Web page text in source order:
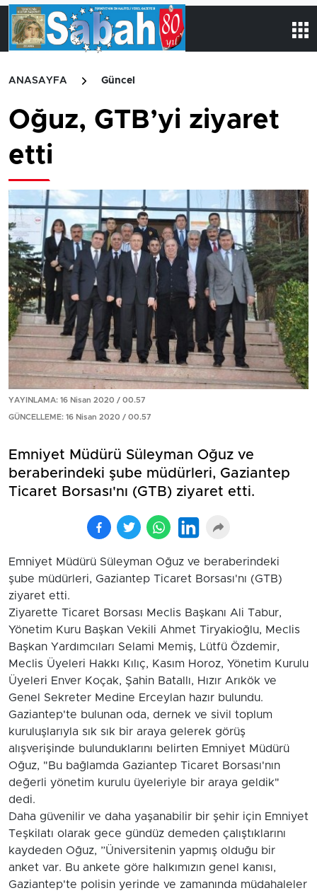
ANASAYFA Güncel
Oğuz, GTB’yi ziyaret
etti
YAYINLAMA: 16 Nisan 2020 / 00.57
GÜNCELLEME: 16 Nisan 2020 / 00.57
Emniyet Müdürü Süleyman Oğuz ve
beraberindeki şube müdürleri, Gaziantep
Ticaret Borsası'nı (GTB) ziyaret etti.
Emniyet Müdürü Süleyman Oğuz ve beraberindeki
şube müdürleri, Gaziantep Ticaret Borsası'nı (GTB)
ziyaret etti.
Ziyarette Ticaret Borsası Meclis Başkanı Ali Tabur,
Yönetim Kuru Başkan Vekili Ahmet Tiryakioğlu, Meclis
Başkan Yardımcıları Selami Memiş, Lütfü Özdemir,
Meclis Üyeleri Hakkı Kılıç, Kasım Horoz, Yönetim Kurulu
Üyeleri Enver Koçak, Şahin Batallı, Hızır Arıkök ve
Genel Sekreter Medine Erceylan hazır bulundu.
Gaziantep'te bulunan oda, dernek ve sivil toplum
kuruluşlarıyla sık sık bir araya gelerek görüş
alışverişinde bulunduklarını belirten Emniyet Müdürü
Oğuz, "Bu bağlamda Gaziantep Ticaret Borsası'nın
değerli yönetim kurulu üyeleriyle bir araya geldik"
dedi.
Daha güvenilir ve daha yaşanabilir bir şehir için Emniyet
Teşkilatı olarak gece gündüz demeden çalıştıklarını
kaydeden Oğuz, ”Üniversitenin yapmış olduğu bir
anket var. Bu ankete göre halkımızın genel kanısı,
Gaziantep'te polisin yerinde ve zamanında müdahaleler